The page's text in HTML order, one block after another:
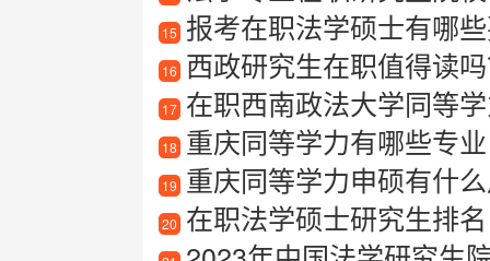
15 报考在职法学硕士有哪
16 西政研究生在职值得读
17 在职西南政法大学同等
18 重庆同等学力有哪些专业
19 重庆同等学力申硕有什
20 在职法学硕士研究生排名